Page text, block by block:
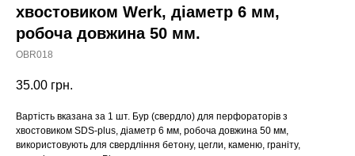
хвостовиком Werk, діаметр 6 мм,
робоча довжина 50 мм.
OBR018
35.00 грн.
Вартість вказана за 1 шт. Бур (свердло) для перфораторів з
хвостовиком SDS-plus, діаметр 6 мм, робоча довжина 50 мм,
використовують для свердління бетону, цегли, каменю, граніту,